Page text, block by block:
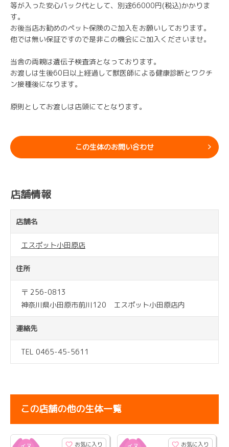
等が入った安心パック代として、別途66000円(税込)かかりま
す。
お後当店お勧めのペット保険のご加入をお願いしております。
他では無い保証ですので是非この機会にご加入くださいませ。
当舎の両親は遺伝子検査済となっております。
お渡しは生後60日以上経過して獣医師による健康診断とワクチ
ン接種後になります。
原則としてお渡しは店頭にてとなります。
この生体のお問い合わせ
店舗情報
店舗名
エスポット小田原店
住所
〒 256-0813
神奈川県小田原市前川120 エスポット小田原店内
連絡先
TEL 0465-45-5611
この店舗の他の生体一覧
お気に入り お気に入り